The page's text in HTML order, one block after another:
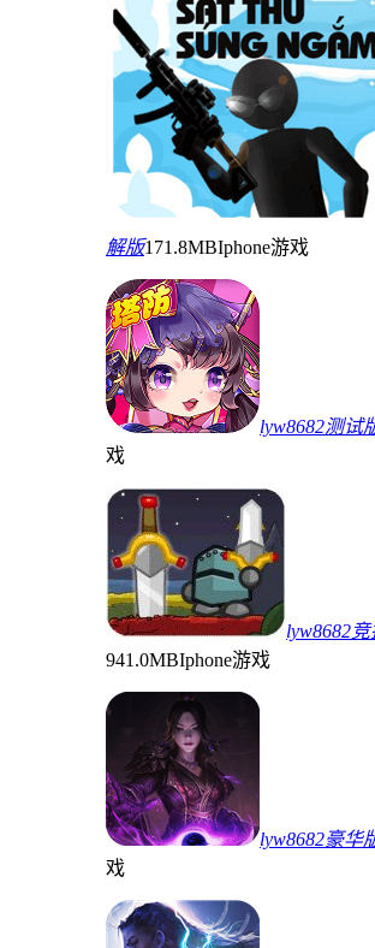
解版171.8MBIphone游戏
lyw8682测试
戏
lyw8682
941.0MBIphone游戏
lyw8682豪华
戏